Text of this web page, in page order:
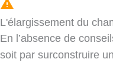
L'élargissement du
En l’absence de
soit par surconstruire